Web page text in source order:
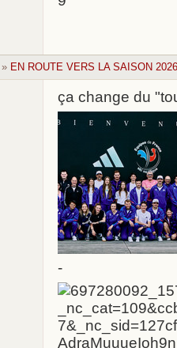
» EN ROUTE VERS LA SAISON
ça change du
-